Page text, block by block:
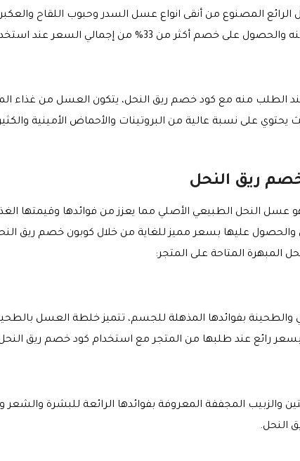
المصنوع من أنقى انواع عسل السدر وحبوب اللقاح والعكبر،
من إجمالي السعر عند استخدام الكوبون الفعال.
عند الطلب منه مع كود خصم ريق النحل، يتكون العسل من
على نسبة عالية من البروتينات والأحماض الأمينية
ريق النحل
النحل الطبيعي الأصلي مما يعزز من فوائدها وقيمتها
والحصول عليها بسعر مميز للغاية من خلال كوبون خصم ريق
المتاحة على المتجر:
بفوائدها المذهلة للجسم، تتميز خلطة العسل
رائع عند طلبها من المتجر مع استخدام كود خصم ريق
المجففة المعروفة بفوائدها الرائعة للبشرة والشعر
النحل.